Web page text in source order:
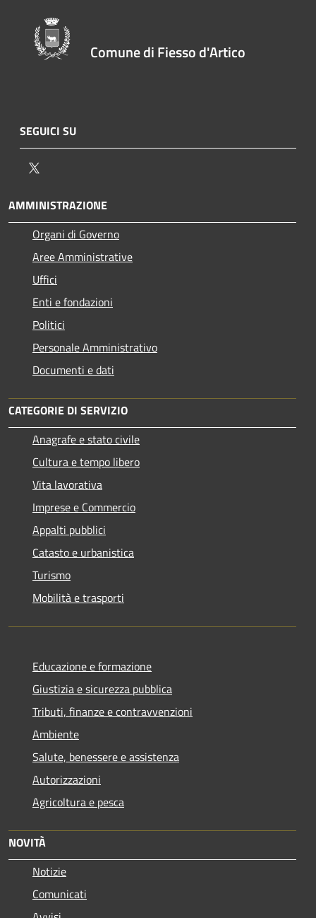
Comune di Fiesso d'Artico
SEGUICI SU
AMMINISTRAZIONE
Organi di Governo
Aree Amministrative
Uffici
Enti e fondazioni
Politici
Personale Amministrativo
Documenti e dati
CATEGORIE DI SERVIZIO
Anagrafe e stato civile
Cultura e tempo libero
Vita lavorativa
Imprese e Commercio
Appalti pubblici
Catasto e urbanistica
Turismo
Mobilità e trasporti
Educazione e formazione
Giustizia e sicurezza pubblica
Tributi, finanze e contravvenzioni
Ambiente
Salute, benessere e assistenza
Autorizzazioni
Agricoltura e pesca
NOVITÀ
Notizie
Comunicati